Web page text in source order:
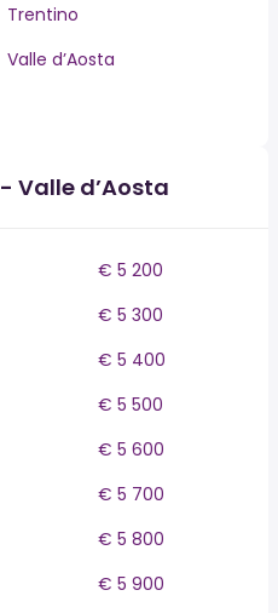
Trentino
Valle d’Aosta
Valle d’Aosta
€ 5 200
€ 5 300
€ 5 400
€ 5 500
€ 5 600
€ 5 700
€ 5 800
€ 5 900